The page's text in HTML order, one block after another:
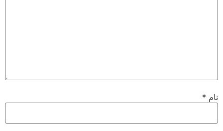
نام*